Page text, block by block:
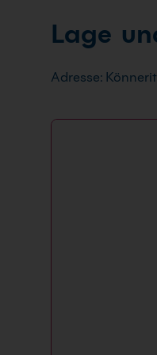
Lage
Adresse: